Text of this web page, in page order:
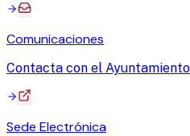
Comunicaciones
Contacta con el
Sede Electrónica